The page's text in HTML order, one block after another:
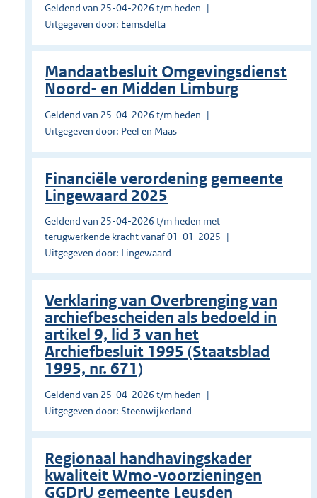
Geldend van 25-04-2026 t/m heden
Uitgegeven door: Eemsdelta
Mandaatbesluit Omgevingsdienst
Noord- en Midden Limburg
Geldend van 25-04-2026 t/m heden
Uitgegeven door: Peel en Maas
Financiële verordening gemeente
Lingewaard 2025
Geldend van 25-04-2026 t/m heden met
terugwerkende kracht vanaf 01-01-2025
Uitgegeven door: Lingewaard
Verklaring van Overbrenging van
archiefbescheiden als bedoeld in
artikel 9, lid 3 van het
Archiefbesluit 1995 (Staatsblad
1995, nr. 671)
Geldend van 25-04-2026 t/m heden
Uitgegeven door: Steenwijkerland
Regionaal handhavingskader
kwaliteit Wmo-voorzieningen
GGDrU gemeente Leusden